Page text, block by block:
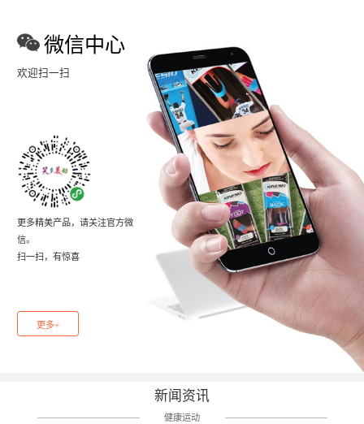
微信中心
欢迎扫一扫
更多精美产品，请关注官方微
信。
扫一扫，有惊喜
更多+
新闻资讯
健康运动